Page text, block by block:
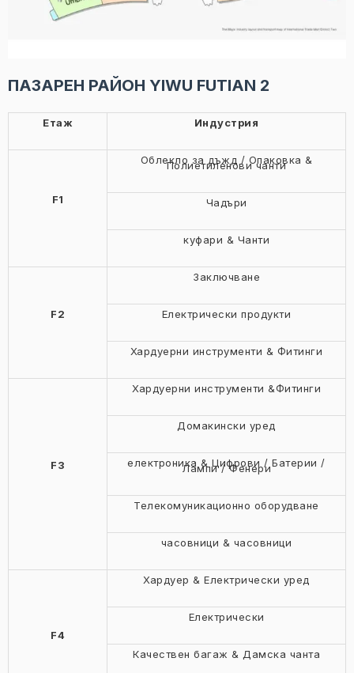
ПАЗАРЕН РАЙОН YIWU FUTIAN 2
Етаж Индустрия
F1
Облекло за дъжд / Опаковка &
Полиетиленови чанти
Чадъри
куфари & Чанти
F2
Заключване
Електрически продукти
Хардуерни инструменти & Фитинги
F3
Хардуерни инструменти &Фитинги
Домакински уред
електроника & Цифрови / Батерии /
Лампи / Фенери
Телекомуникационно оборудване
часовници & часовници
F4
Хардуер & Електрически уред
Електрически
Качествен багаж & Дамска чанта